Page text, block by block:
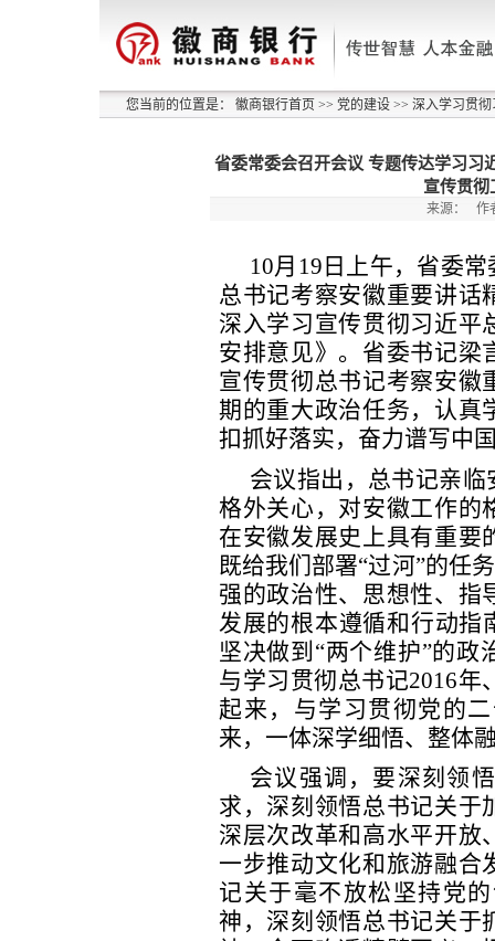
您当前的位置是： 徽商银行首页 >> 党的建设 >> 深入学习贯
省委常委会召开会议 专题传达学习习
宣传贯彻
来源： 作